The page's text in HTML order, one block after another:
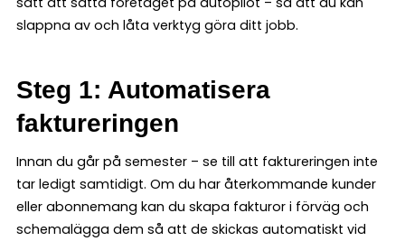
slappna av och låta verktyg göra ditt jobb.
Steg 1: Automatisera
faktureringen
Innan du går på semester – se till att faktureringen inte
tar ledigt samtidigt. Om du har återkommande kunder
eller abonnemang kan du skapa fakturor i förväg och
schemalägga dem så att de skickas automatiskt vid